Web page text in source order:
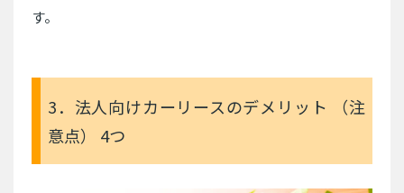
す。
3．法人向けカーリースのデメリット （注
意点） 4つ